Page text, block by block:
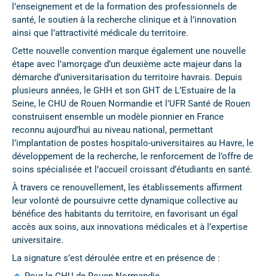
l’enseignement et de la formation des professionnels de
santé, le soutien à la recherche clinique et à l’innovation
ainsi que l’attractivité médicale du territoire.
Cette nouvelle convention marque également une nouvelle
étape avec l’amorçage d’un deuxième acte majeur dans la
démarche d’universitarisation du territoire havrais. Depuis
plusieurs années, le GHH et son GHT de L’Estuaire de la
Seine, le CHU de Rouen Normandie et l’UFR Santé de Rouen
construisent ensemble un modèle pionnier en France
reconnu aujourd’hui au niveau national, permettant
l’implantation de postes hospitalo-universitaires au Havre, le
développement de la recherche, le renforcement de l’offre de
soins spécialisée et l’accueil croissant d’étudiants en santé.
À travers ce renouvellement, les établissements affirment
leur volonté de poursuivre cette dynamique collective au
bénéfice des habitants du territoire, en favorisant un égal
accès aux soins, aux innovations médicales et à l’expertise
universitaire.
La signature s’est déroulée entre et en présence de :